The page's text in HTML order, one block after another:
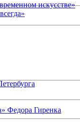
искусстве»
Федора Гиренка